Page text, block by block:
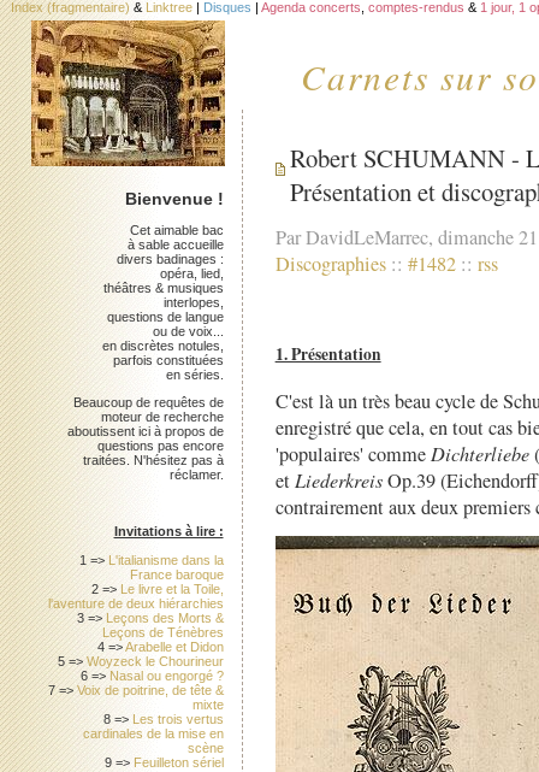
Carnets sur
Index (fragmentaire) & Linktree | Disques | Agenda concerts comptes-rendus & 1 jour, 1
Robert SCHUMANN -
Présentation et
Par DavidLeMarrec, dimanche
Discographies :: #1482 :: rss
1. Présentation
C'est là un très beau cycle de
enregistré que cela, en tout cas
'populaires' comme Dichterliebe
et LiederkreisOp.39
contrairement aux deux
Bienvenue !
Cet aimable bac
à sable accueille
divers badinages :
opéra, lied,
théâtres & musiques
interlopes,
questions de langue
ou de voix...
en discrètes notules,
parfois constituées
en séries.
Beaucoup de requêtes de
moteur de recherche
aboutissent ici à propos de
questions pas encore
traitées. N'hésitez pas à
réclamer.
Invitations à lire :
1 => L'italianisme dans la
France baroque
2 => Le livre et la Toile,
l'aventure de deux hiérarchies
3 => Leçons des Morts &
Leçons de Ténèbres
4 =>Arabelle et Didon
5 =>Woyzeck le Chourineur
6 => Nasal ou engorgé ?
7 =>Voix de poitrine, de tête &
mixte
8 => Les trois vertus
cardinales de la mise en
scène
9 => Feuilleton sériel